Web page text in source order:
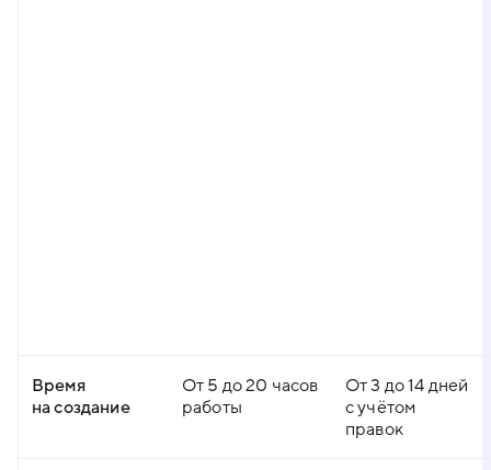
Время
на создание
От 5 до 20 часов
работы
От 3 до 14 дней
с учётом
правок